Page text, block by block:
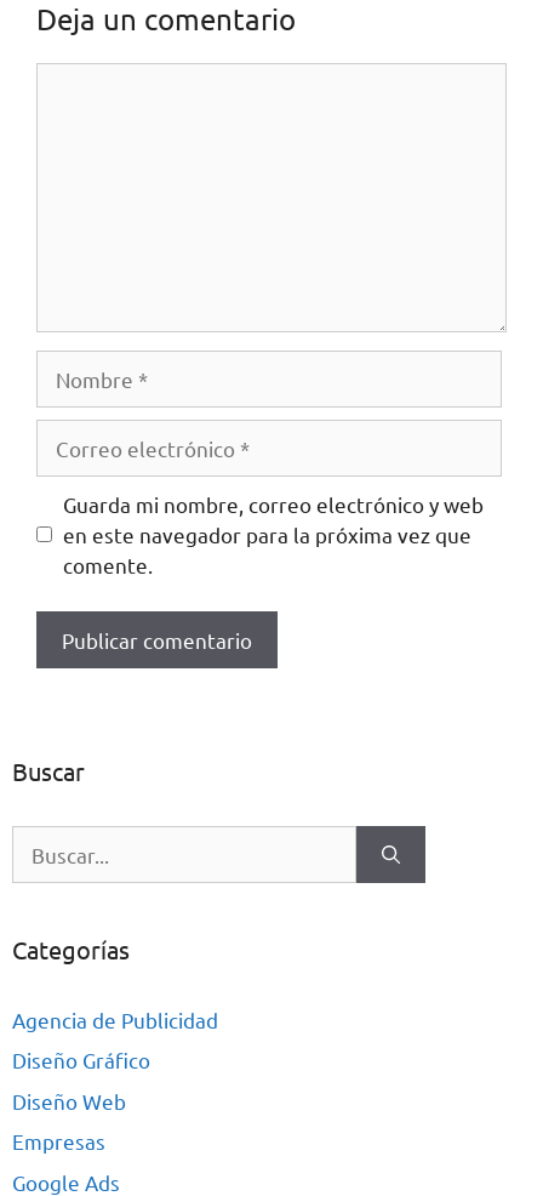
Deja un comentario
Guarda mi nombre, correo electrónico y web
en este navegador para la próxima vez que
comente.
Buscar
Categorías
Agencia de Publicidad
Diseño Gráfico
Diseño Web
Empresas
Google Ads